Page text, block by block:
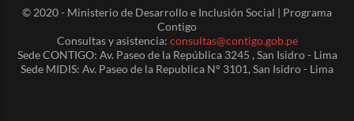
© 2020 - Ministerio de Desarrollo e Inclusión Social | Programa
Contigo
Consultas y asistencia: consultas@contigo.gob.pe
Sede CONTIGO: Av. Paseo de la República 3245 , San Isidro - Lima
Sede MIDIS: Av. Paseo de la Republica N° 3101, San Isidro - Lima